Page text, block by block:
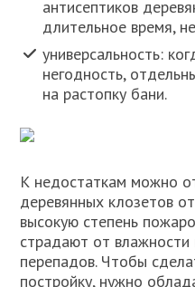
антисептиков
длительное время,
универсальность:
негодность,
на растопку бани.
К недостаткам можно
деревянных клозетов
высокую степень
страдают от
перепадов. Чтобы
постройку, нужно